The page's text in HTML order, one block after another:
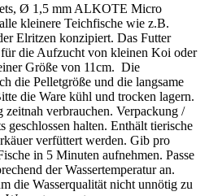
Ø 1,5 mm ALKOTE Micro
kleinere Teichfische wie z.B.
Elritzen konzipiert. Das Futter
die Aufzucht von kleinen Koi oder
Größe von 11cm. Die
die Pelletgröße und die langsame
die Ware kühl und trocken lagern.
verbrauchen. Verpackung /
geschlossen halten. Enthält tierische
verfüttert werden. Gib pro
in 5 Minuten aufnehmen. Passe
der Wassertemperatur an.
die Wasserqualität nicht unnötig zu